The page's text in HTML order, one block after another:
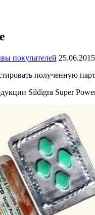
покупателей 25.06.2015
полученную
Sildigra Super